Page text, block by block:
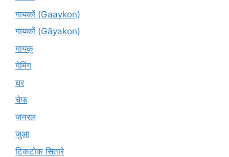
गायकों (Gaaykon)
गायकों (Gāyakon)
गायक्
गेमिंग
घर
चेफ
जनरल
जुआ
टिकटोक सितारे